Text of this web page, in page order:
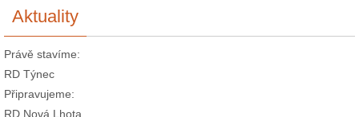
Aktuality
Právě stavíme:
RD Týnec
Připravujeme:
RD Nová Lhota